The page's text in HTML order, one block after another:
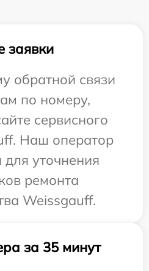
заявки
обратной связи
по номеру,
сервисного
Наш оператор
уточнения
ремонта
Weissgauff.
за 35 минут